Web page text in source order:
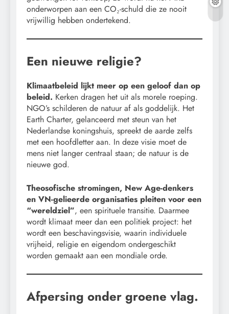
onderworpen aan een CO₂-schuld die ze nooit
vrijwillig hebben ondertekend.
Een nieuwe religie?
Klimaatbeleid lijkt meer op een geloof dan op
beleid. Kerken dragen het uit als morele roeping.
NGO’s schilderen de natuur af als goddelijk. Het
Earth Charter, gelanceerd met steun van het
Nederlandse koningshuis, spreekt de aarde zelfs
met een hoofdletter aan. In deze visie moet de
mens niet langer centraal staan; de natuur is de
nieuwe god.
Theosofische stromingen, New Age-denkers
en VN-gelieerde organisaties pleiten voor een
“wereldziel”, een spirituele transitie. Daarmee
wordt klimaat meer dan een politiek project: het
wordt een beschavingsvisie, waarin individuele
vrijheid, religie en eigendom ondergeschikt
worden gemaakt aan een mondiale orde.
Afpersing onder groene vlag.